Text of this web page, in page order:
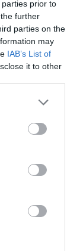
prior to
further
parties on the
may
IAB’s List of
it to other
more Google
may click to
party tags to
below Google
των
ντε λα